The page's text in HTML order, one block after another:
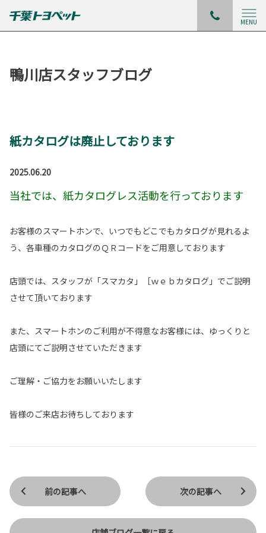
MENU
鴨川店スタッフブログ
紙カタログは廃止しております
2025.06.20
当社では、紙カタログレス活動を行っております
お客様のスマートホンで、いつでもどこでもカタログが見れるよ
う、各車種のカタログのＱＲコードをご用意しております
店頭では、スタッフが「スマカタ」［ｗｅｂカタログ」でご説明
させて頂いております
また、スマートホンのご利用が不得意なお客様には、ゆっくりと
店頭にてご説明させていただきます
ご理解・ご協力をお願いいたします
皆様のご来店お待ちしております
前の記事へ 次の記事へ